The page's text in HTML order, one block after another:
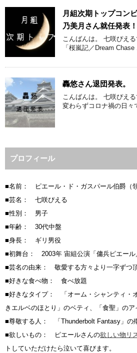
月組次期トップコン
乃美月さん就任発表！
こんばんは。 七咲ぴえ
「桜嵐記／Dream Chase
轟悠さん退団発表。
こんばんは。 七咲ぴえ
変わらずコロナ禍の日々
プロフィール
■名前： ピエール・ド・ガスパール伯爵（領
■芸名： 七咲ぴえる
■性別： 男子
■年齢： 30代中盤
■身長： ギリ男役
■初舞台： 2003年 宙組公演「傭兵ピエール
■芸名の由来： 敬愛する方々より一字ずつ頂
■好きな食べ物： 食べ放題
■好きなタイプ： 「オーム・シャンティ・
きエルベのほとり」のベティ、「食聖」のア
■尊敬する人： 「Thunderbolt Fantasy」の
■欲しいもの： ピエールさんの欲しい物リ
トしていただけたら泣いて喜びます。